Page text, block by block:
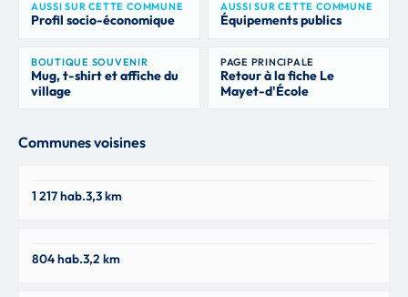
AUSSI SUR CETTE COMMUNE
Profil socio-économique
AUSSI SUR CETTE COMMUNE
Équipements publics
BOUTIQUE SOUVENIR
Mug, t-shirt et affiche du
village
PAGE PRINCIPALE
Retour à la fiche Le
Mayet-d'École
Communes voisines
03110
1 217 hab.3,3 km
03110
804 hab.3,2 km